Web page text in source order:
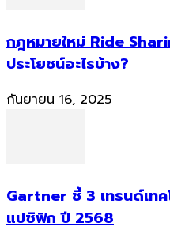
กฎหมายใหม่ Ride
ประโยชน์อะไรบ้าง?
กันยายน 16, 2025
Gartner ชี้ 3 เทรนด์เทค
แปซิฟิก ปี 2568